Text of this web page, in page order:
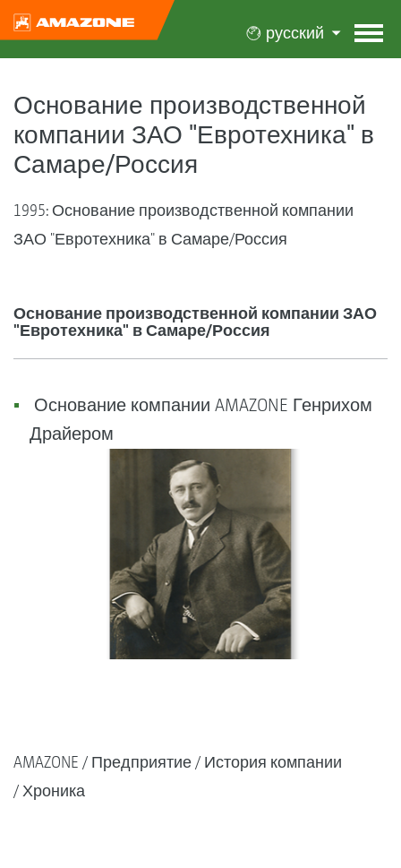
русский
Основание производственной
компании ЗАО "Евротехника" в
Самаре/Россия
1995: Основание производственной компании
ЗАО "Евротехника" в Самаре/Россия
Основание производственной компании ЗАО
"Евротехника" в Самаре/Россия
Основание компании AMAZONE Генрихом
Драйером
AMAZONE Предприятие
История компании
Хроника